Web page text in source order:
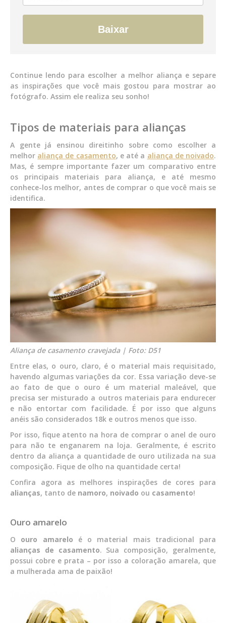
Baixar
Continue lendo para escolher a melhor aliança e separe
as inspirações que você mais gostou para mostrar ao
fotógrafo. Assim ele realiza seu sonho!
Tipos de materiais para alianças
A gente já ensinou direitinho sobre como escolher a
melhor aliança de casamento, e até a aliança de noivado.
Mas, é sempre importante fazer um comparativo entre
os principais materiais para aliança, e até mesmo
conhece-los melhor, antes de comprar o que você mais se
identifica.
Aliança de casamento cravejada | Foto: D51
Entre elas, o ouro, claro, é o material mais requisitado,
havendo algumas variações da cor. Essa variação deve-se
ao fato de que o ouro é um material maleável, que
precisa ser misturado a outros materiais para endurecer
e não entortar com facilidade. É por isso que alguns
anéis são considerados 18k e outros menos que isso.
Por isso, fique atento na hora de comprar o anel de ouro
para não te enganarem na loja. Geralmente, é escrito
dentro da aliança a quantidade de ouro utilizada na sua
composição. Fique de olho na quantidade certa!
Confira agora as melhores inspirações de cores para
alianças, tanto de namoro, noivado ou casamento!
Ouro amarelo
O ouro amarelo é o material mais tradicional para
alianças de casamento. Sua composição, geralmente,
possui cobre e prata – por isso a coloração amarela, que
a mulherada ama de paixão!